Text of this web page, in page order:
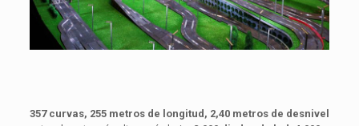
357 curvas, 255 metros de longitud, 2,40 metros de desnivel